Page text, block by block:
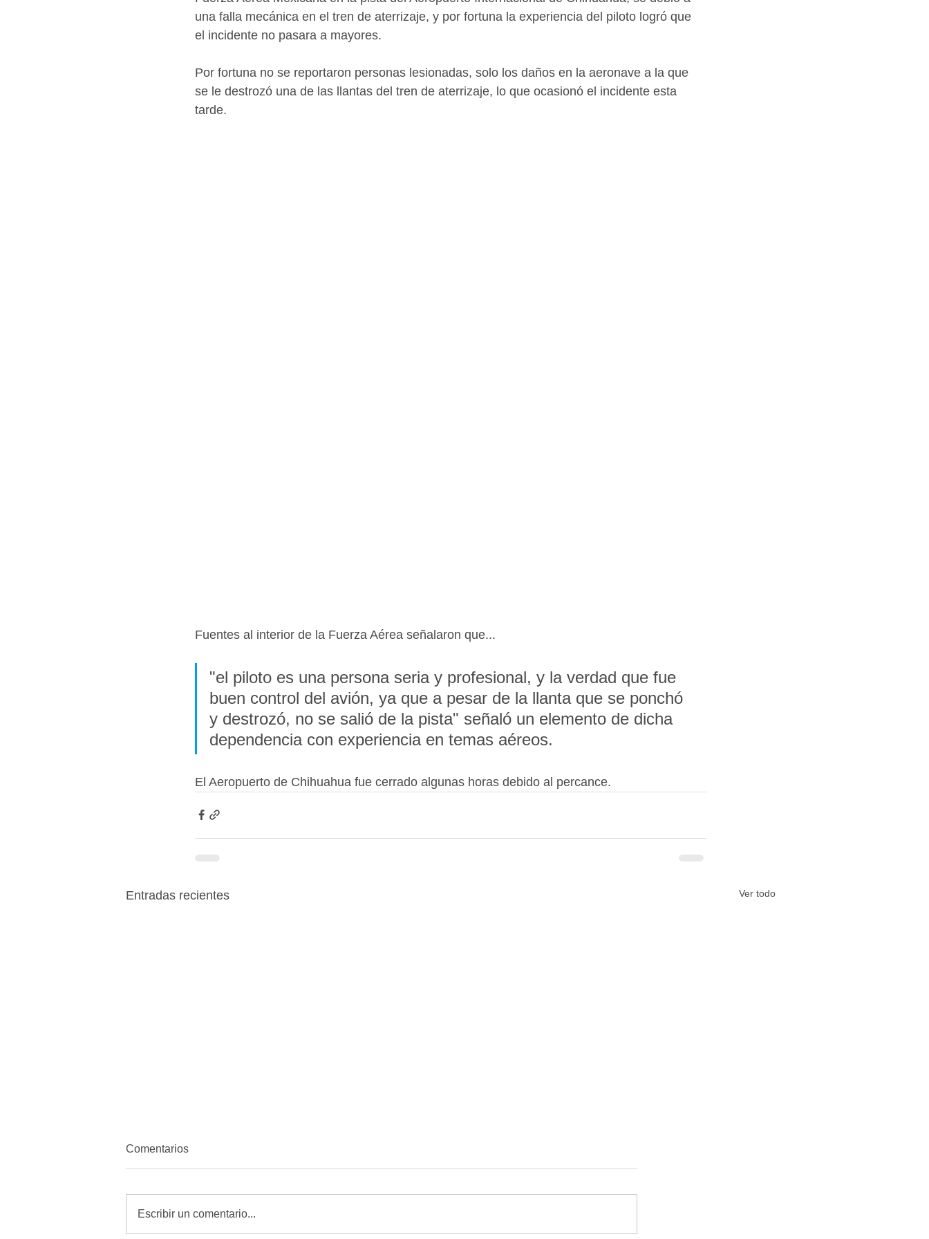
una falla mecánica en el tren de aterrizaje, y por fortuna la experiencia del piloto logró que
el incidente no pasara a mayores.
Por fortuna no se reportaron personas lesionadas, solo los daños en la aeronave a la que
se le destrozó una de las llantas del tren de aterrizaje, lo que ocasionó el incidente esta
tarde.
Fuentes al interior de la Fuerza Aérea señalaron que...
"el piloto es una persona seria y profesional, y la verdad que fue
buen control del avión, ya que a pesar de la llanta que se ponchó
y destrozó, no se salió de la pista" señaló un elemento de dicha
dependencia con experiencia en temas aéreos.
El Aeropuerto de Chihuahua fue cerrado algunas horas debido al percance.
Entradas recientes Ver todo
Comentarios
Escribir un comentario...